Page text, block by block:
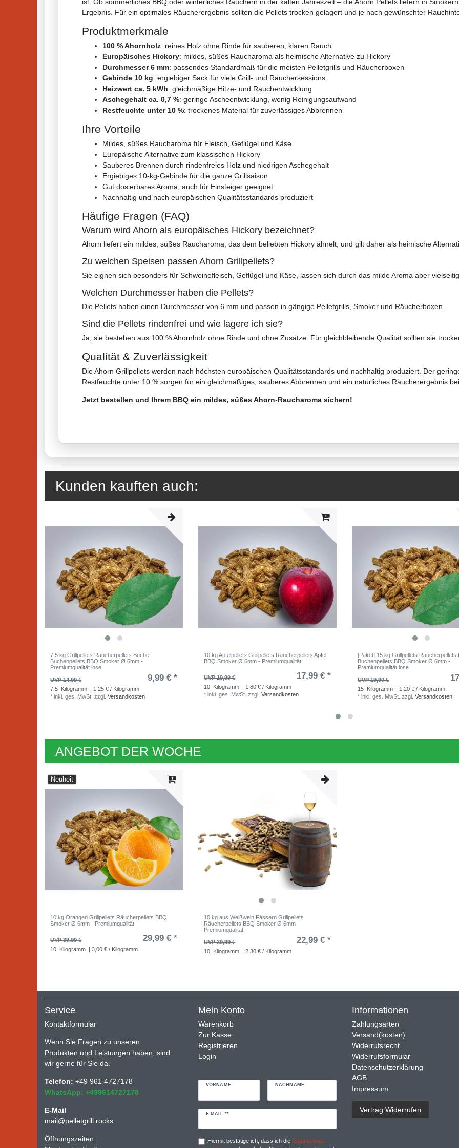
ist. Ob sommerliches BBQ oder winterliches Räuchern in der kalten Jahreszeit – die Ahorn Pellets liefern in
Ergebnis. Für ein optimales Räucherergebnis sollten die Pellets trocken gelagert und je nach gewünschter
Produktmerkmale
100 % Ahornholz: reines Holz ohne Rinde für sauberen, klaren Rauch
Europäisches Hickory: mildes, süßes Raucharoma als heimische Alternative zu Hickory
Durchmesser 6 mm: passendes Standardmaß für die meisten Pelletgrills und Räucherboxen
Gebinde 10 kg: ergiebiger Sack für viele Grill- und Räuchersessions
Heizwert ca. 5 kWh: gleichmäßige Hitze- und Rauchentwicklung
Aschegehalt ca. 0,7 %: geringe Ascheentwicklung, wenig Reinigungsaufwand
Restfeuchte unter 10 %: trockenes Material für zuverlässiges Abbrennen
Ihre Vorteile
Mildes, süßes Raucharoma für Fleisch, Geflügel und Käse
Europäische Alternative zum klassischen Hickory
Sauberes Brennen durch rindenfreies Holz und niedrigen Aschegehalt
Ergiebiges 10-kg-Gebinde für die ganze Grillsaison
Gut dosierbares Aroma, auch für Einsteiger geeignet
Nachhaltig und nach europäischen Qualitätsstandards produziert
Häufige Fragen (FAQ)
Warum wird Ahorn als europäisches Hickory bezeichnet?
Ahorn liefert ein mildes, süßes Raucharoma, das dem beliebten Hickory ähnelt, und gilt daher als heimische
Zu welchen Speisen passen Ahorn Grillpellets?
Sie eignen sich besonders für Schweinefleisch, Geflügel und Käse, lassen sich durch das milde Aroma aber
Welchen Durchmesser haben die Pellets?
Die Pellets haben einen Durchmesser von 6 mm und passen in gängige Pelletgrills, Smoker und Räucherboxen.
Sind die Pellets rindenfrei und wie lagere ich sie?
Ja, sie bestehen aus 100 % Ahornholz ohne Rinde und ohne Zusätze. Für gleichbleibende Qualität sollten sie
Qualität & Zuverlässigkeit
Die Ahorn Grillpellets werden nach höchsten europäischen Qualitätsstandards und nachhaltig produziert. Der
Restfeuchte unter 10 % sorgen für ein gleichmäßiges, sauberes Abbrennen und ein natürliches Räucherergebnis
Jetzt bestellen und Ihrem BBQ ein mildes, süßes Ahorn-Raucharoma sichern!
Kunden kauften auch:
7,5 kg Grillpellets Räucherpellets Buche
Buchenpellets BBQ Smoker Ø 6mm -
Premiumqualität lose
UVP 14,99 €
9,99 € *
7.5 Kilogramm | 1,25 € / Kilogramm
*inkl. ges. MwSt. zzgl.Versandkosten
10 kg Apfelpellets Grillpellets Räucherpellets Apfel
BBQ Smoker Ø 6mm - Premiumqualität
UVP 19,99 € 17,99 € *
10 Kilogramm | 1,80 € / Kilogramm
*inkl. ges. MwSt. zzgl.Versandkosten
[Paket] 15 kg Grillpellets Räucherpellets
Buchenpellets BBQ Smoker Ø 6mm -
Premiumqualität lose
UVP 19,90 €
15 Kilogramm | 1,20 € / Kilogramm
*inkl. ges. MwSt. zzgl.Versandkosten
ANGEBOT DER WOCHE
Neuheit
10 kg Orangen Grillpellets Räucherpellets BBQ
Smoker Ø 6mm - Premiumqualität
UVP 39,99 € 29,99 € *
10 Kilogramm | 3,00 € / Kilogramm
10 kg aus Weißwein Fässern Grillpellets
Räucherpellets BBQ Smoker Ø 6mm -
Premiumqualität
UVP 39,99 €
22,99 € *
10 Kilogramm | 2,30 € / Kilogramm
Service
Kontaktformular
Wenn Sie Fragen zu unseren
Produkten und Leistungen haben, sind
wir gerne für Sie da.
Telefon: +49 961 4727178
WhatsApp: +499614727178
E-Mail
mail@pelletgrill.rocks
Öffnungszeiten:
Mein Konto
Warenkorb
Zur Kasse
Registrieren
Login
VORNAME NACHNAME
E-MAIL **
Newsletter
Hiermit bestätige ich, dass ich die Daten­schutz­
Informationen
Zahlungsarten
Versand(kosten)
Widerrufsrecht
Widerrufsformular
Datenschutzerklärung
AGB
Impressum
Vertrag Widerrufen